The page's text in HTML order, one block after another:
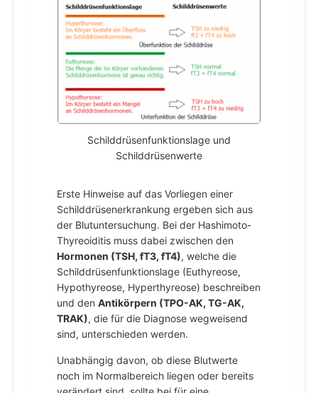
Schilddrüsenfunktionslage und
Schilddrüsenwerte
Erste Hinweise auf das Vorliegen einer
Schilddrüsenerkrankung ergeben sich aus
der Blutuntersuchung. Bei der Hashimoto-
Thyreoiditis muss dabei zwischen den
Hormonen (TSH, fT3, fT4), welche die
Schilddrüsenfunktionslage (Euthyreose,
Hypothyreose, Hyperthyreose) beschreiben
und den Antikörpern (TPO-AK, TG-AK,
TRAK), die für die Diagnose wegweisend
sind, unterschieden werden.
Unabhängig davon, ob diese Blutwerte
noch im Normalbereich liegen oder bereits